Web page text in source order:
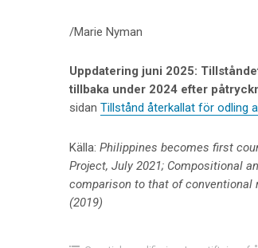
/Marie Nyman
Uppdatering juni 2025:
tillbaka under 2024 efter
sidan Tillstånd återkallat för odling
Källa: Philippines becomes first
Project, July 2021; Compositional
comparison to that of conventional
(2019)